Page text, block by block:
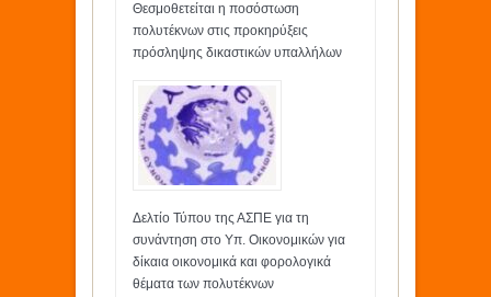
Θεσμοθετείται η ποσόστωση
πολυτέκνων στις προκηρύξεις
πρόσληψης δικαστικών υπαλλήλων
Δελτίο Τύπου της ΑΣΠΕ για τη
συνάντηση στο Υπ. Οικονομικών για
δίκαια οικονομικά και φορολογικά
θέματα των πολυτέκνων